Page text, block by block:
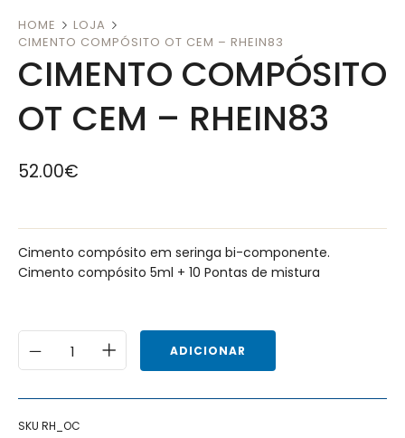
HOME
LOJA
CIMENTO COMPÓSITO OT CEM – RHEIN83
CIMENTO COMPÓSITO
OT CEM – RHEIN83
52.00€
Cimento compósito em seringa bi-componente.
Cimento compósito 5ml + 10 Pontas de mistura
ADICIONAR
SKU RH_OC